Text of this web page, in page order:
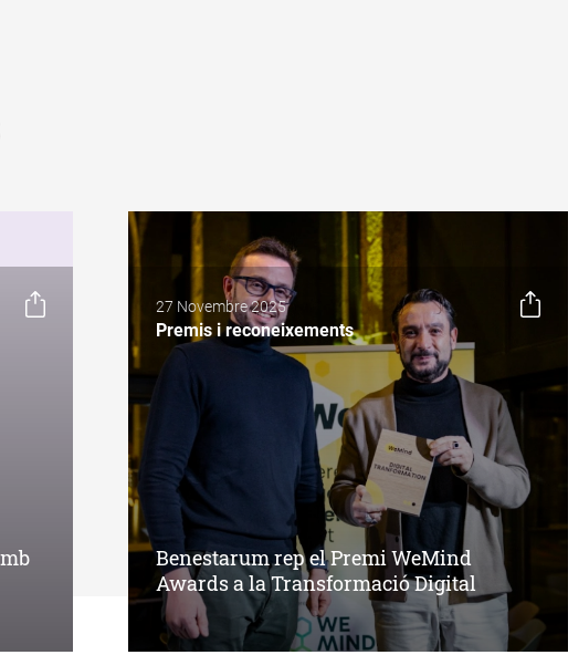
27 Novembre 2025
Premis i reconeixements
Benestarum rep el Premi WeMind
Awards a la Transformació Digital